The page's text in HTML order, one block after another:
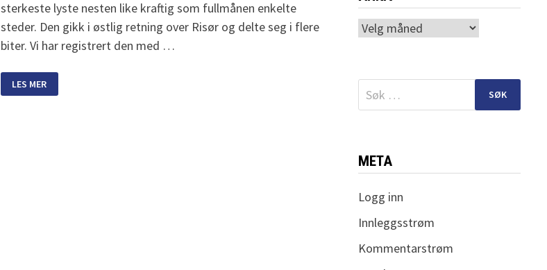
sterkeste lyste nesten like kraftig som fullmånen enkelte
steder. Den gikk i østlig retning over Risør og delte seg i flere
biter. Vi har registrert den med …
METEOR
SYNLIG
LES MER
Arkiv
Søk
etter:
META
Logg inn
Innleggsstrøm
Kommentarstrøm